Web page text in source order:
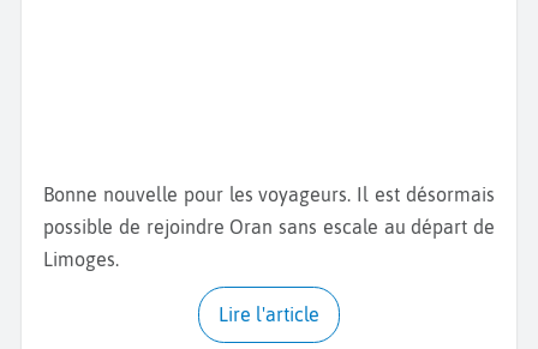
Bonne nouvelle pour les voyageurs. Il est désormais
possible de rejoindre Oran sans escale au départ de
Limoges.
Lire l'article